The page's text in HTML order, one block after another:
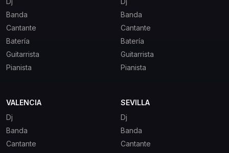
Banda
Cantante
Batería
Guitarrista
Pianista
Banda
Cantante
Batería
Guitarrista
Pianista
VALENCIA
Dj
Banda
Cantante
SEVILLA
Dj
Banda
Cantante